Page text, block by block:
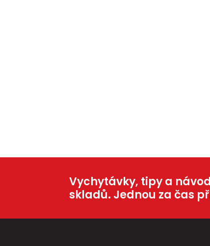
Vychytávky, tipy a
skladů. Jednou za čas